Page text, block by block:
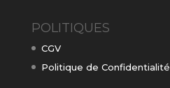
POLITIQUES
CGV
Politique de Confidentialité